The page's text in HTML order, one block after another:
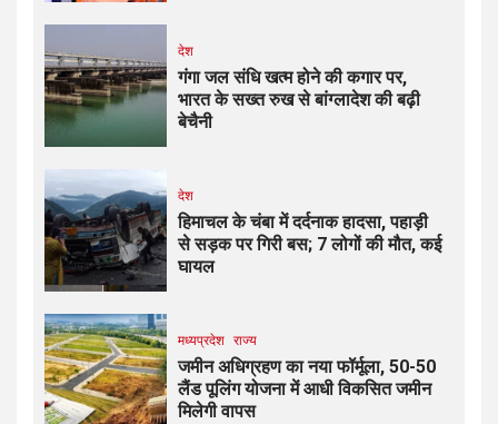
देश
गंगा जल संधि खत्म होने की कगार पर,
भारत के सख्त रुख से बांग्लादेश की बढ़ी
बेचैनी
देश
हिमाचल के चंबा में दर्दनाक हादसा, पहाड़ी
से सड़क पर गिरी बस; 7 लोगों की मौत, कई
घायल
मध्यप्रदेश राज्य
जमीन अधिग्रहण का नया फॉर्मूला, 50-50
लैंड पूलिंग योजना में आधी विकसित जमीन
मिलेगी वापस